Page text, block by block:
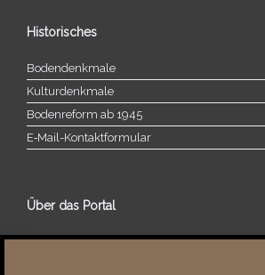
Historisches
Bodendenkmale
Kulturdenkmale
Bodenreform ab 1945
E‑Mail-​​Kontaktformular
Über das Portal
Über dieses Portal